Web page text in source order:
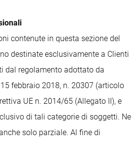
contenute in questa sezione del
destinate esclusivamente a Clienti
dal regolamento adottato da
febbraio 2018, n. 20307 (articolo
UE n. 2014/65 (Allegato II), e
di tali categorie di soggetti. Ne
solo parziale. Al fine di